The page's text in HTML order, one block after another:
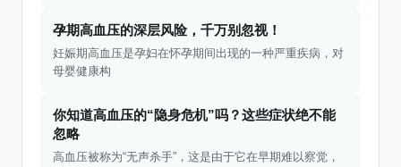
孕期高血压的深层风险，千万别忽视！
妊娠期高血压是孕妇在怀孕期间出现的一种严重疾病，对
母婴健康构
你知道高血压的“隐身危机”吗？这些症状绝不能
忽略
高血压被称为“无声杀手”，这是由于它在早期难以察觉，